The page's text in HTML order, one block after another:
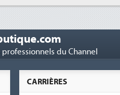
du Channel
CARRIÈRES